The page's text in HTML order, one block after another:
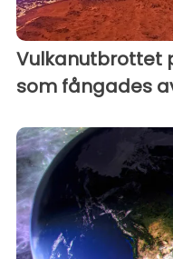
Vulkanutbrottet
som fångades